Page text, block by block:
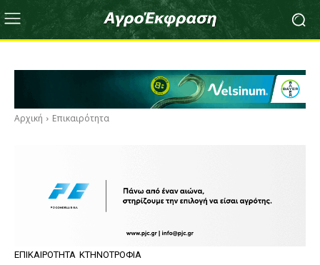
Αρχική Επικαιρότητα
ΕΠΙΚΑΙΡΌΤΗΤΑ ΚΤΗΝΟΤΡΟΦΊΑ